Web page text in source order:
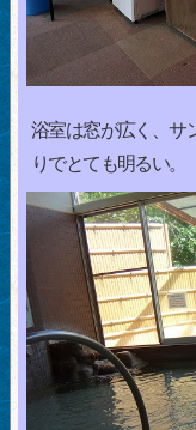
浴室は窓が広く、サ
りでとても明るい。